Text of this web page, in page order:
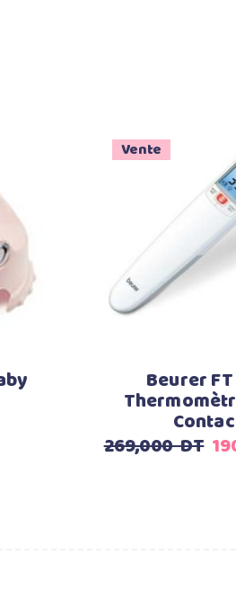
Vente
Ajouter au
Beurer
269,000DT Le